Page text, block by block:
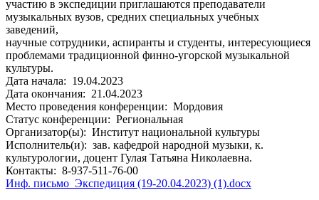
участию в экспедиции приглашаются преподаватели
музыкальных вузов, средних специальных учебных
заведений,
научные сотрудники, аспиранты и студенты, интересующиеся
проблемами традиционной финно-угорской музыкальной
культуры.
Дата начала: 19.04.2023
Дата окончания: 21.04.2023
Место проведения конференции: Мордовия
Статус конференции: Региональная
Организатор(ы): Институт национальной культуры
Исполнитель(и): зав. кафедрой народной музыки, к.
культурологии, доцент Гулая Татьяна Николаевна.
Контакты: 8-937-511-76-00
Инф. письмо_Экспедиция (19-20.04.2023) (1).docx